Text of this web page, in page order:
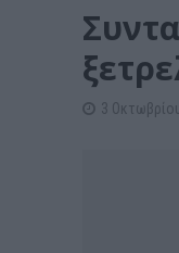
3